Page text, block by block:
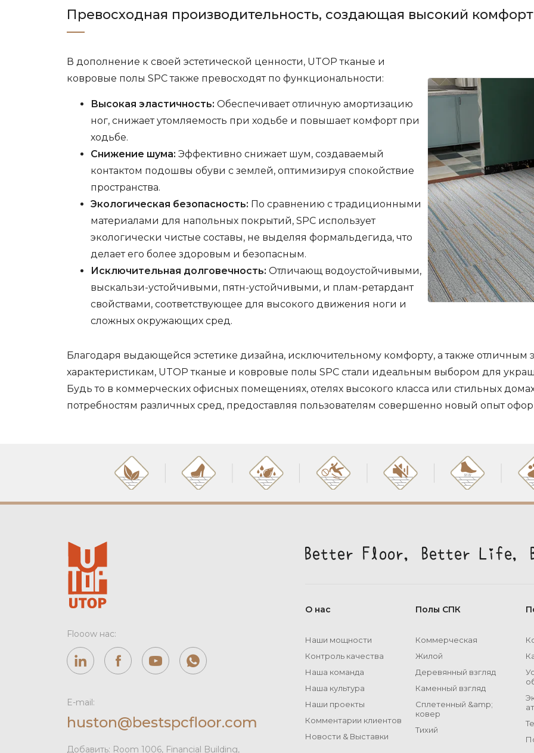
Превосходная производительность, создающая высокий комфорт
В дополнение к своей эстетической ценности, UTOP тканые и
ковровые полы SPC также превосходят по функциональности:
Высокая эластичность: Обеспечивает отличную амортизацию
ног, снижает утомляемость при ходьбе и повышает комфорт при
ходьбе.
Снижение шума: Эффективно снижает шум, создаваемый
контактом подошвы обуви с землей, оптимизируя спокойствие
пространства.
Экологическая безопасность: По сравнению с традиционными
материалами для напольных покрытий, SPC использует
экологически чистые составы, не выделяя формальдегида, что
делает его более здоровым и безопасным.
Исключительная долговечность: Отличающ водоустойчивыми,
выскальзи-устойчивыми, пятн-устойчивыми, и плам-ретардант
свойствами, соответствующее для высокого движения ноги и
сложных окружающих сред.
Благодаря выдающейся эстетике дизайна, исключительному комфорту, а также
характеристикам, UTOP тканые и ковровые полы SPC стали идеальным выбором для
Будь то в коммерческих офисных помещениях, отелях высокого класса или стильных
потребностям различных сред, предоставляя пользователям совершенно новый опыт
Flooow нас:
E-mail:
huston@bestspcfloor.com
Добавить: Room 1006, Financial Building,
О нас
Наши мощности
Контроль качества
Наша команда
Наша культура
Наши проекты
Комментарии клиентов
Новости & Выставки
Полы СПК
Коммерческая
Жилой
Деревянный взгляд
Каменный взгляд
Сплетенный &amp;
ковер
Тихий